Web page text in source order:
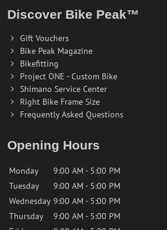
Discover Bike Peak™
Gift Vouchers
Bike Peak Magazine
Bikefitting
Project ONE - Custom Bike
Shimano Service Center
Right Bike Frame Size
Frequently Asked Questions
Opening Hours
Monday
9:00 AM - 5:00 PM
Tuesday
9:00 AM - 5:00 PM
Wednesday 9:00 AM - 5:00 PM
Thursday
9:00 AM - 5:00 PM